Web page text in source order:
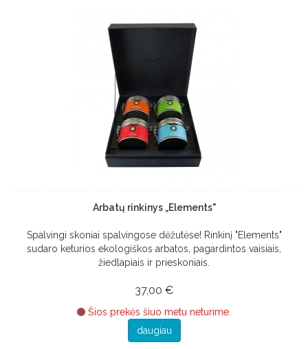
Arbatų rinkinys „Elements"
Spalvingi skoniai spalvingose dėžutėse! Rinkinį "Elements"
sudaro keturios ekologiškos arbatos, pagardintos vaisiais,
žiedlapiais ir prieskoniais.
37,00 €
Šios prekės šiuo metu neturime.
daugiau